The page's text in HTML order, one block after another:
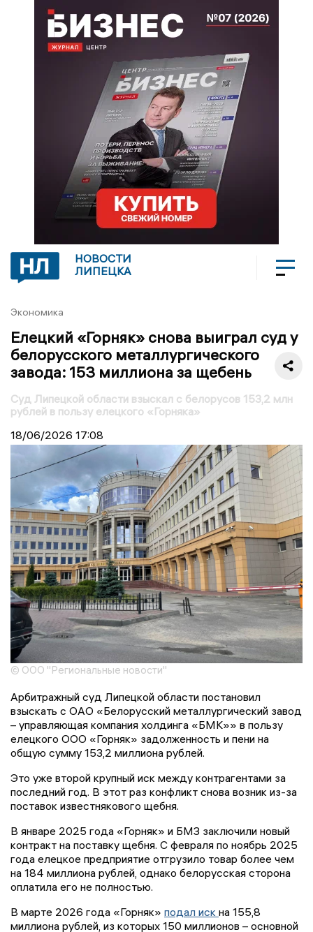
НОВОСТИ
ЛИПЕЦКА
Экономика
Елецкий «Горняк» снова выиграл суд у
белорусского металлургического
завода: 153 миллиона за щебень
Суд Липецкой области взыскал с белорусов 153,2 млн
рублей в пользу елецкого «Горняка»
18/06/2026 17:08
© ООО "Региональные новости"
Арбитражный суд Липецкой области постановил
взыскать с ОАО «Белорусский металлургический завод
– управляющая компания холдинга «БМК»» в пользу
елецкого ООО «Горняк» задолженность и пени на
общую сумму 153,2 миллиона рублей.
Это уже второй крупный иск между контрагентами за
последний год. В этот раз конфликт снова возник из-за
поставок известнякового щебня.
В январе 2025 года «Горняк» и БМЗ заключили новый
контракт на поставку щебня. С февраля по ноябрь 2025
года елецкое предприятие отгрузило товар более чем
на 184 миллиона рублей, однако белорусская сторона
оплатила его не полностью.
В марте 2026 года «Горняк» подал иск на 155,8
миллиона рублей, из которых 150 миллионов – основной